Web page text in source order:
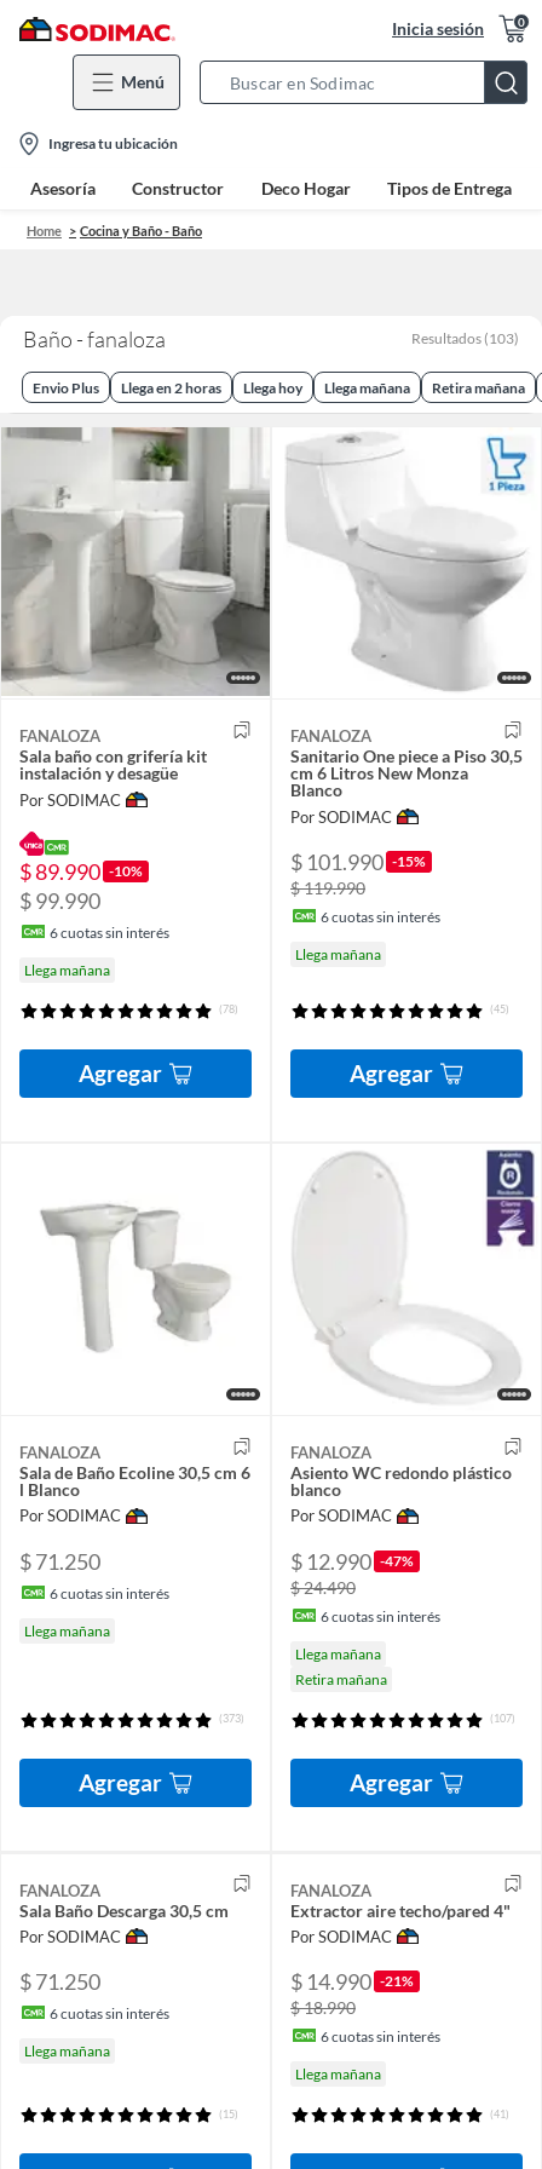
Inicia sesión 0
Menú
Bar
location-
icon
Ingresa tu ubicación
Asesoría Constructor Deco Hogar Tipos de Entrega
Home Cocina y Baño - Baño
Baño - fanaloza Resultados (103)
Envio Plus Llega en 2 horas Llega hoy Llega mañana Retira mañana
FANALOZA
Sala baño con grifería kit
instalación y desagüe
Por SODIMAC
$ 89.990 -10%
$ 99.990
6cuotas sin interés
Llega mañana
(78)
Agregar
FANALOZA
Sanitario One piece a Piso 30,5
cm 6 Litros New Monza
Blanco
Por SODIMAC
$ 101.990 -15%
$ 119.990
6cuotas sin interés
Llega mañana
(45)
Agregar
FANALOZA
Sala de Baño Ecoline 30,5 cm 6
l Blanco
Por SODIMAC
$ 71.250
6cuotas sin interés
Llega mañana
(373)
Agregar
FANALOZA
Asiento WC redondo plástico
blanco
Por SODIMAC
$ 12.990 -47%
$ 24.490
6cuotas sin interés
Llega mañana
Retira mañana
(107)
Agregar
FANALOZA
Sala Baño Descarga 30,5 cm
Por SODIMAC
$ 71.250
6cuotas sin interés
Llega mañana
(15)
FANALOZA
Extractor aire techo/pared 4"
Por SODIMAC
$ 14.990 -21%
$ 18.990
6cuotas sin interés
Llega mañana
(41)